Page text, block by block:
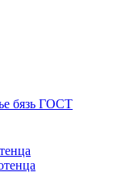
бязь ГОСТ